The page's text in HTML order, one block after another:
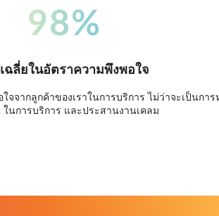
98%
ฉลี่ยในอัตราความพึงพอใจ
จจากลูกค้าของเราในการบริการ ไม่ว่าจะเป็นกา
ในการบริการ และประสานงานเคลม